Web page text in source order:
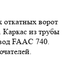
ворот
из трубы
FAAC 740.